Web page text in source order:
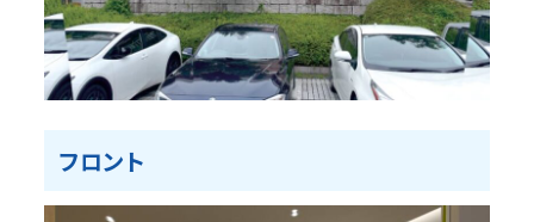
フロント